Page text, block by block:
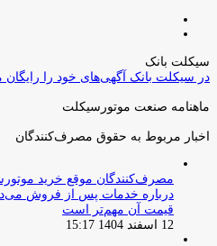
سیکلت بانک
در سیکلت بانک آگهی‌های خود را رایگان
ماهنامه صنعت موتورسیکلت
اخبار مربوط به حقوق مصرف‌کنندگان
مصرف‌کنندگان موقع خرید
درباره خدمات پس از فروش
قیمت آن مهم‌تر است
12 اسفند 1404 15:17